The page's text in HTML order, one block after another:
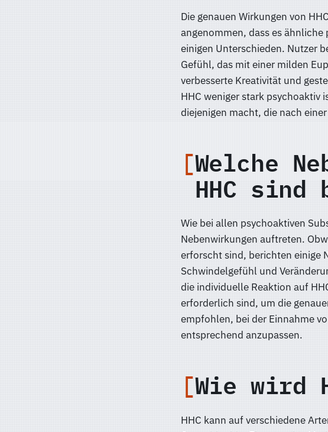
Die genauen Wirkungen von
angenommen, dass es
einigen Unterschieden. Nutzer
Gefühl, das mit einer milden
verbesserte Kreativität und
HHC weniger stark psychoaktiv
diejenigen macht, die nach
Welche
HHC sind
Wie bei allen psychoaktiven
Nebenwirkungen auftreten.
erforscht sind, berichten einige
Schwindelgefühl und
die individuelle Reaktion auf
erforderlich sind, um die
empfohlen, bei der Einnahme
entsprechend anzupassen.
Wie wird
HHC kann auf verschiedene